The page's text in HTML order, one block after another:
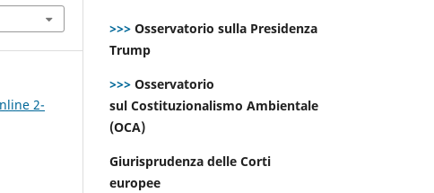
2-
>>> Osservatorio sulla Presidenza
Trump
>>> Osservatorio
sul Costituzionalismo Ambientale
(OCA)
Giurisprudenza delle Corti
europee